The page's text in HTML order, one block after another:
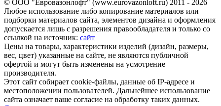
© ООО "Евровазонлофт" (www.eurovazonloft.ru) 2011 - 2026
Любое использование либо копирование материалов или
подборки материалов сайта, элементов дизайна и оформления
допускается лишь с разрешения правообладателя и только со
ссылкой на источник: сайт
Цены на товары, характеристики изделий (дизайн, размеры,
вес, цвет) указанные на сайте, не являются публичной
офертой и могут быть изменены на усмотрение
производителя.
Этот сайт собирает cookie-файлы, данные об IP-адресе и
местоположении пользователей. Дальнейшее использование
сайта означает ваше согласие на обработку таких данных.